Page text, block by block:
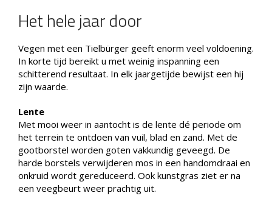
Het hele jaar door
Vegen met een Tielbürger geeft enorm veel voldoening.
In korte tijd bereikt u met weinig inspanning een
schitterend resultaat. In elk jaargetijde bewijst een hij
zijn waarde.
Lente
Met mooi weer in aantocht is de lente dé periode om
het terrein te ontdoen van vuil, blad en zand. Met de
gootborstel worden goten vakkundig geveegd. De
harde borstels verwijderen mos in een handomdraai en
onkruid wordt gereduceerd. Ook kunstgras ziet er na
een veegbeurt weer prachtig uit.